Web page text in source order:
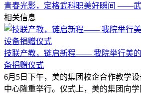
青春光影，定格武科职美好瞬间 ——
相关信息
技联产教，链启新程—— 我院举行美
备捐赠仪式
6月5日下午，美的集团校企合作教学设
中心隆重举行。仪式上，美的集团向